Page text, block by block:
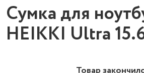
Сумка для
HEIKKI Ultra